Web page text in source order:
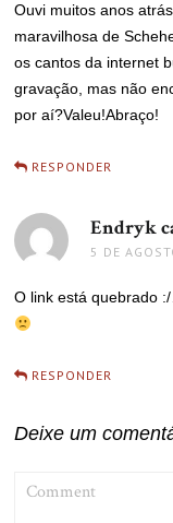
Ouvi muitos anos
maravilhosa de
os cantos da internet
gravação, mas não
por aí?Valeu!Abraço!
RESPONDER
Endryk
5 DE
O link está quebrado
RESPONDER
Deixe um